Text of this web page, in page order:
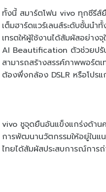
ทั้งนี้ สมาร์ตโฟน vivo ทุกซีรี
เต็มฮาร์ดแวร์เลนส์ระดับชั้นน
เทรตให้ผู้ใช้งานได้สัมผัสอย่า
AI Beautification ตัวช่วยปรั
สามารถสร้างสรรค์ภาพพอร์ต
ต้องพึ่งกล้อง DSLR หรือโปร
vivo ชูจุดยืนอันแข็งแกร่งด้าน
การพัฒนานวัตกรรมให้อยู่ในแ
ไทยได้สัมผัสประสบการณ์การ